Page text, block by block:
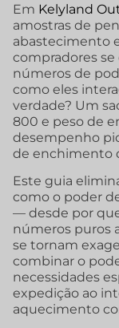
Em Kelyland
amostras de
abastecimento
compradores
números de
como eles
verdade? Um
800 e peso de
desempenho
de enchimento
Este guia
como o poder
— desde por
números puros
se tornam
combinar o
necessidades
expedição ao
aquecimento